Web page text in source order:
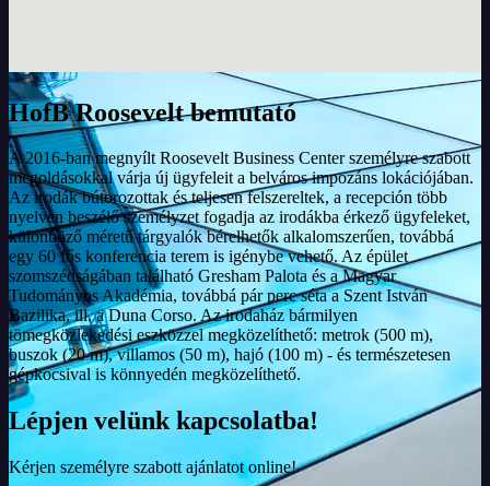
HofB Roosevelt bemutató
A 2016-ban megnyílt Roosevelt Business Center személyre szabott
megoldásokkal várja új ügyfeleit a belváros impozáns lokációjában.
Az irodák bútorozottak és teljesen felszereltek, a recepción több
nyelven beszélő személyzet fogadja az irodákba érkező ügyfeleket,
különböző méretű tárgyalók bérelhetők alkalomszerűen, továbbá
egy 60 fős konferencia terem is igénybe vehető. Az épület
szomszédságában található Gresham Palota és a Magyar
Tudományos Akadémia, továbbá pár perc séta a Szent István
Bazilika, ill. a Duna Corso. Az irodaház bármilyen
tömegközlekedési eszközzel megközelíthető: metrok (500 m),
buszok (20 m), villamos (50 m), hajó (100 m) - és természetesen
gépkocsival is könnyedén megközelíthető.
Lépjen velünk kapcsolatba!
Kérjen személyre szabott ajánlatot online!